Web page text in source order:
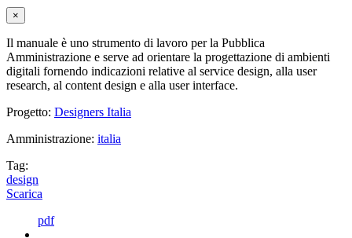
×
Il manuale è uno strumento di lavoro per la Pubblica
Amministrazione e serve ad orientare la progettazione di ambienti
digitali fornendo indicazioni relative al service design, alla user
research, al content design e alla user interface.
Progetto: Designers Italia
Amministrazione: italia
Tag:
design
Scarica
pdf